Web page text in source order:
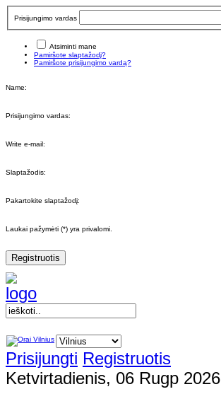
Prisijungimo vardas
Atsiminti mane
Pamiršote slaptažodį?
Pamiršote prisijungimo vardą?
Name:
Prisijungimo vardas:
Write e-mail:
Slaptažodis:
Pakartokite slaptažodį:
Laukai pažymėti (*) yra privalomi.
Registruotis
Prisijungti Registruotis
Ketvirtadienis, 06 Rugp 2026